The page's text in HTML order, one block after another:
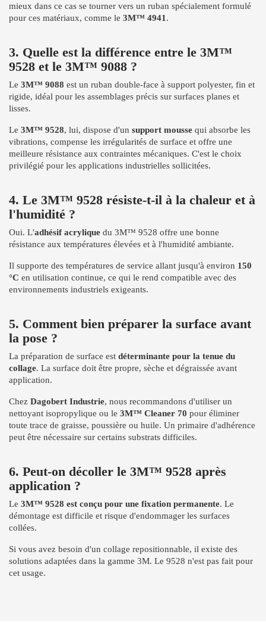
mieux dans ce cas se tourner vers un ruban spécialement formulé
pour ces matériaux, comme le 3M™ 4941 .
3. Quelle est la différence entre le 3M™
9528 et le 3M™ 9088 ?
Le 3M™ 9088 est un ruban double-face à support polyester, fin et
rigide, idéal pour les assemblages précis sur surfaces planes et
lisses.
Le 3M™ 9528, lui, dispose d'un support mousse qui absorbe les
vibrations, compense les irrégularités de surface et offre une
meilleure résistance aux contraintes mécaniques. C'est le choix
privilégié pour les applications industrielles sollicitées.
4. Le 3M™ 9528 résiste-t-il à la chaleur et à
l'humidité ?
Oui. L'adhésif acrylique du 3M™ 9528 offre une bonne
résistance aux températures élevées et à l'humidité ambiante.
Il supporte des températures de service allant jusqu'à environ 150
°C en utilisation continue, ce qui le rend compatible avec des
environnements industriels exigeants.
5. Comment bien préparer la surface avant
la pose ?
La préparation de surface est déterminante pour la tenue du
collage. La surface doit être propre, sèche et dégraissée avant
application.
Chez Dagobert Industrie, nous recommandons d'utiliser un
nettoyant isopropylique ou le 3M™ Cleaner 70 pour éliminer
toute trace de graisse, poussière ou huile. Un primaire d'adhérence
peut être nécessaire sur certains substrats difficiles.
6. Peut-on décoller le 3M™ 9528 après
application ?
Le 3M™ 9528 est conçu pour une fixation permanente. Le
démontage est difficile et risque d'endommager les surfaces
collées.
Si vous avez besoin d'un collage repositionnable, il existe des
solutions adaptées dans la gamme 3M. Le 9528 n'est pas fait pour
cet usage.